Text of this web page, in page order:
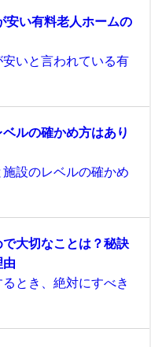
い有料老人ホームの
いと言われている有
ルの確かめ方はあり
設のレベルの確かめ
大切なことは？秘訣
由
とき、絶対にすべき